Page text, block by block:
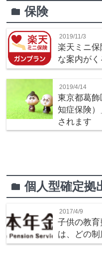
folder保険
2019/11/3
楽天ミニ
な案内がく
2019/4/14
東京都葛
知症保険
されます
folder個人型確定拠
2017/4/9
子供の教
は、どの